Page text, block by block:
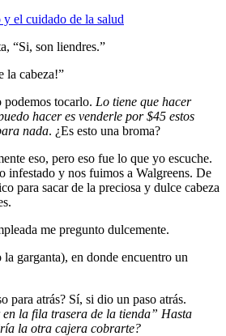
el cuidado de la salud
“Si, son liendres.”
la cabeza!”
podemos tocarlo. Lo tiene que hacer
hacer es venderle por $45 estos
nada. ¿Es esto una broma?
eso, pero eso fue lo que yo escuche.
infestado y nos fuimos a Walgreens. De
para sacar de la preciosa y dulce cabeza
me pregunto dulcemente.
garganta), en donde encuentro un
para atrás? Sí, si dio un paso atrás.
en la fila trasera de la tienda” Hasta
la otra cajera cobrarte?